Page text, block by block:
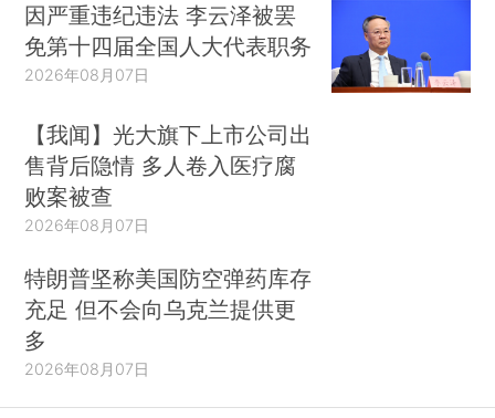
因严重违纪违法 李云泽被罢
免第十四届全国人大代表职务
2026年08月07日
【我闻】光大旗下上市公司出
售背后隐情 多人卷入医疗腐
败案被查
2026年08月07日
特朗普坚称美国防空弹药库存
充足 但不会向乌克兰提供更
多
2026年08月07日